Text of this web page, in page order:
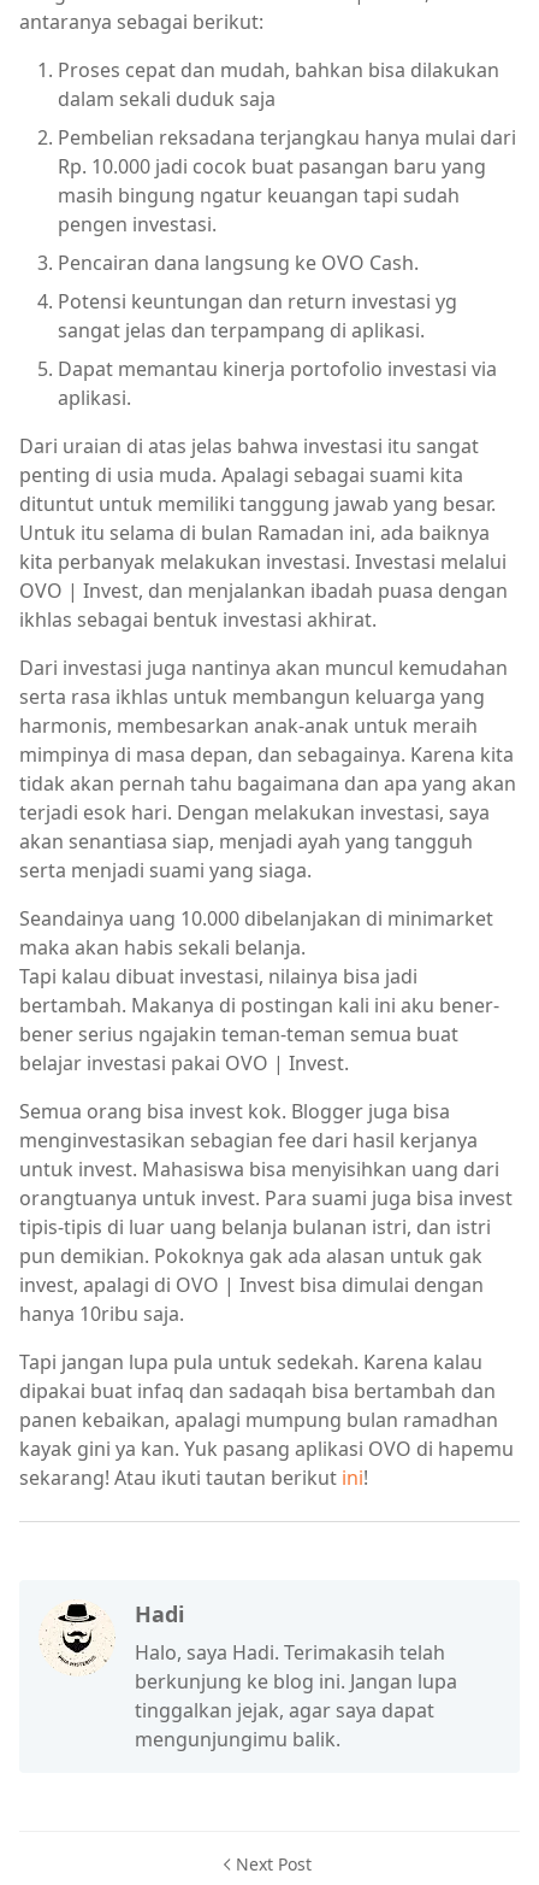
antaranya sebagai berikut:
Proses cepat dan mudah, bahkan bisa dilakukan
dalam sekali duduk saja
Pembelian reksadana terjangkau hanya mulai dari
Rp. 10.000 jadi cocok buat pasangan baru yang
masih bingung ngatur keuangan tapi sudah
pengen investasi.
Pencairan dana langsung ke OVO Cash.
Potensi keuntungan dan return investasi yg
sangat jelas dan terpampang di aplikasi.
Dapat memantau kinerja portofolio investasi via
aplikasi.
Dari uraian di atas jelas bahwa investasi itu sangat
penting di usia muda. Apalagi sebagai suami kita
dituntut untuk memiliki tanggung jawab yang besar.
Untuk itu selama di bulan Ramadan ini, ada baiknya
kita perbanyak melakukan investasi. Investasi melalui
OVO | Invest, dan menjalankan ibadah puasa dengan
ikhlas sebagai bentuk investasi akhirat.
Dari investasi juga nantinya akan muncul kemudahan
serta rasa ikhlas untuk membangun keluarga yang
harmonis, membesarkan anak-anak untuk meraih
mimpinya di masa depan, dan sebagainya. Karena kita
tidak akan pernah tahu bagaimana dan apa yang akan
terjadi esok hari. Dengan melakukan investasi, saya
akan senantiasa siap, menjadi ayah yang tangguh
serta menjadi suami yang siaga.
Seandainya uang 10.000 dibelanjakan di minimarket
maka akan habis sekali belanja.
Tapi kalau dibuat investasi, nilainya bisa jadi
bertambah. Makanya di postingan kali ini aku bener-
bener serius ngajakin teman-teman semua buat
belajar investasi pakai OVO | Invest.
Semua orang bisa invest kok. Blogger juga bisa
menginvestasikan sebagian fee dari hasil kerjanya
untuk invest. Mahasiswa bisa menyisihkan uang dari
orangtuanya untuk invest. Para suami juga bisa invest
tipis-tipis di luar uang belanja bulanan istri, dan istri
pun demikian. Pokoknya gak ada alasan untuk gak
invest, apalagi di OVO | Invest bisa dimulai dengan
hanya 10ribu saja.
Tapi jangan lupa pula untuk sedekah. Karena kalau
dipakai buat infaq dan sadaqah bisa bertambah dan
panen kebaikan, apalagi mumpung bulan ramadhan
kayak gini ya kan. Yuk pasang aplikasi OVO di hapemu
sekarang! Atau ikuti tautan berikut ini!
Hadi
Halo, saya Hadi. Terimakasih telah
berkunjung ke blog ini. Jangan lupa
tinggalkan jejak, agar saya dapat
mengunjungimu balik.
Next Post